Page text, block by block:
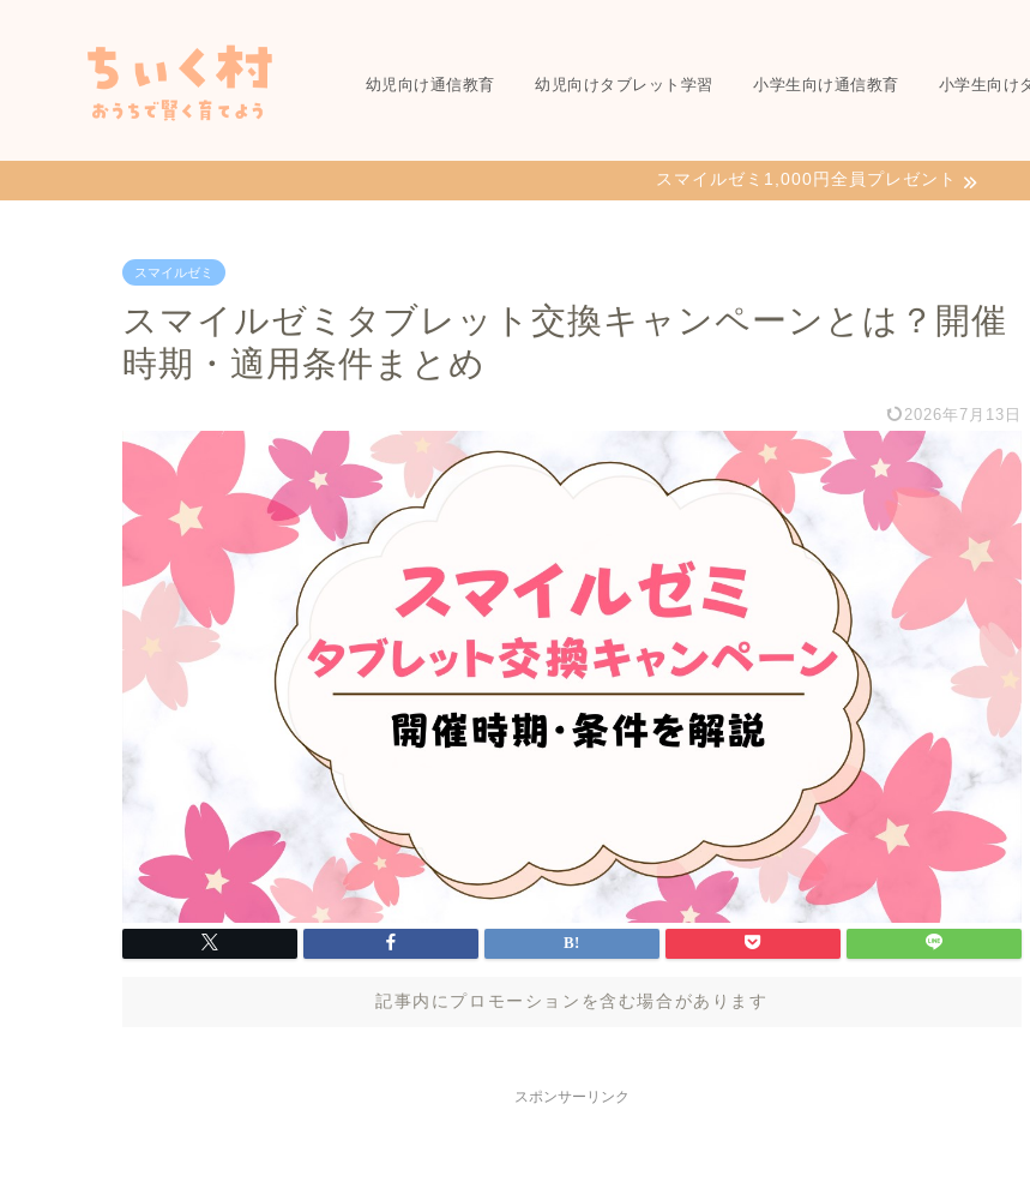
幼児向け通信教育 幼児向けタブレット学習 小学生向け通信教育 小学生向け
スマイルゼミ1,000円全員プレゼント
スマイルゼミ
スマイルゼミタブレット交換キャンペーンとは？開催
時期・適用条件まとめ
2026年7月13日
記事内にプロモーションを含む場合があります
スポンサーリンク